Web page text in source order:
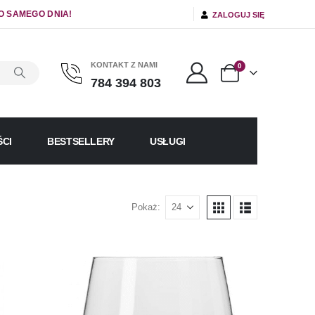
SAMEGO DNIA! ZALOGUJ SIĘ
KONTAKT Z NAMI
784 394 803
0
BESTSELLERY USŁUGI
Pokaż: